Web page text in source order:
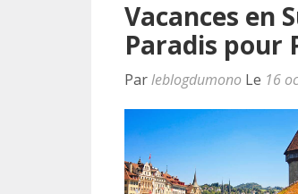
Vacances en
Paradis pour
Parleblogdumono Le 16